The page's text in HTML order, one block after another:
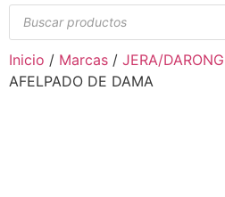
Inicio / Marcas / JERA/DARONG
AFELPADO DE DAMA